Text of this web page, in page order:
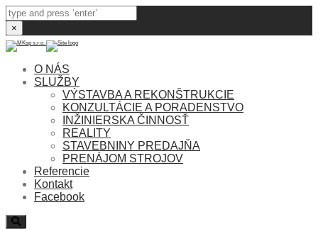
×
O NÁS
SLUŽBY
VÝSTAVBA A REKONŠTRUKCIE
KONZULTÁCIE A PORADENSTVO
INŽINIERSKA ČINNOSŤ
REALITY
STAVEBNINY PREDAJŇA
PRENÁJOM STROJOV
Referencie
Kontakt
Facebook